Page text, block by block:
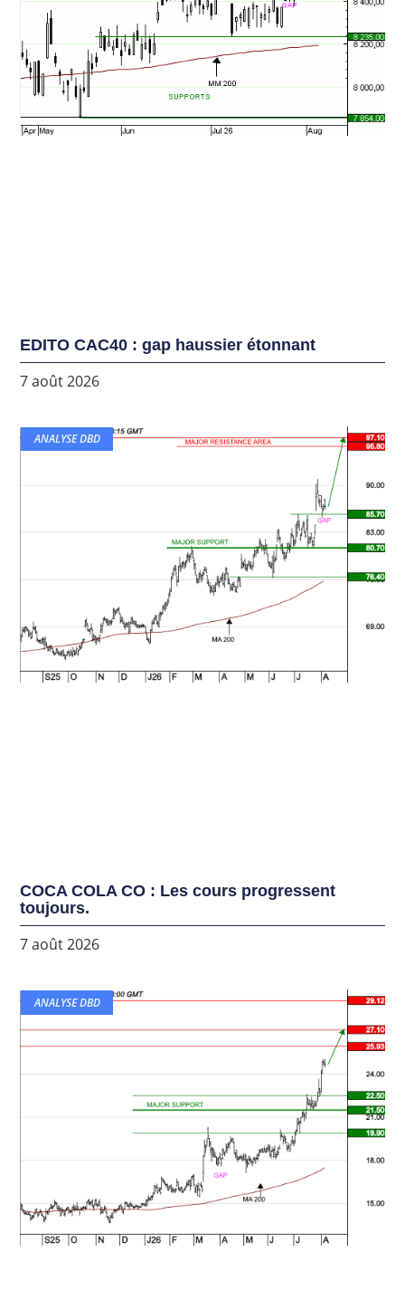
EDITO CAC40 : gap haussier étonnant
7 août 2026
ANALYSE DBD
COCA COLA CO : Les cours progressent
toujours.
7 août 2026
ANALYSE DBD